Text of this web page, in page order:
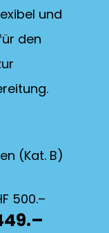
und
den
(Kat. B)
500.–